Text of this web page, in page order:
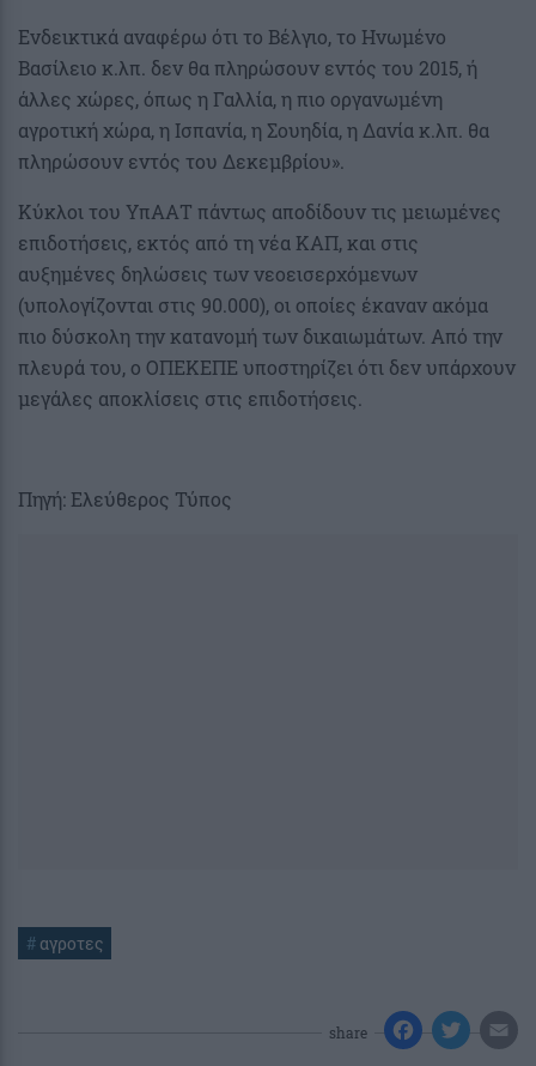
Ενδεικτικά αναφέρω ότι το Βέλγιο, το Ηνωμένο
Βασίλειο κ.λπ. δεν θα πληρώσουν εντός του 2015, ή
άλλες χώρες, όπως η Γαλλία, η πιο οργανωμένη
αγροτική χώρα, η Ισπανία, η Σουηδία, η Δανία κ.λπ. θα
πληρώσουν εντός του Δεκεμβρίου».
Κύκλοι του ΥπΑΑΤ πάντως αποδίδουν τις μειωμένες
επιδοτήσεις, εκτός από τη νέα ΚΑΠ, και στις
αυξημένες δηλώσεις των νεοεισερχόμενων
(υπολογίζονται στις 90.000), οι οποίες έκαναν ακόμα
πιο δύσκολη την κατανομή των δικαιωμάτων. Από την
πλευρά του, ο ΟΠΕΚΕΠΕ υποστηρίζει ότι δεν υπάρχουν
μεγάλες αποκλίσεις στις επιδοτήσεις.
Πηγή: Ελεύθερος Τύπος
# αγροτες
share